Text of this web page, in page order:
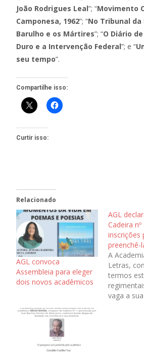
João Rodrigues Leal”; “Movimento
Camponesa, 1962”; “No Tribunal
Barulho e os Mártires”; “O Diário
Duro e a Intervenção Federal”; e “
seu tempo”.
Compartilhe isso:
Curtir isso:
Relacionado
AGL convoca
Assembleia para eleger
dois novos acadêmicos
AGL
Cadeira
inscrições
preenchê-
A
Letras,
termos
vaga a